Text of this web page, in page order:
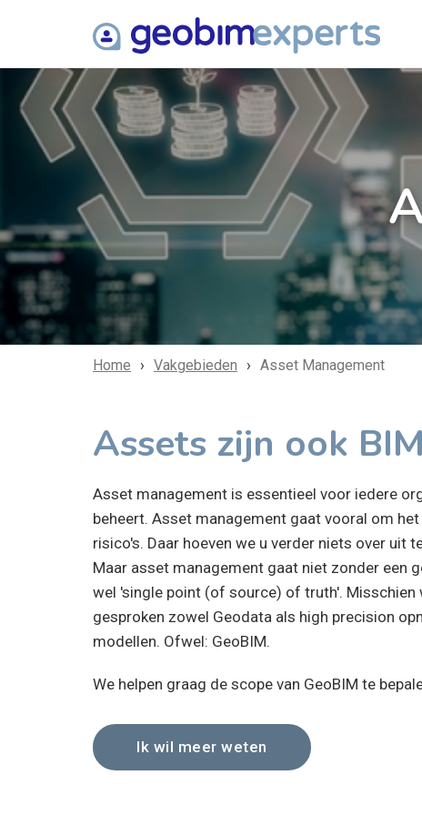
Home Vakgebieden Asset Management
Assets zijn ook
Asset management is essentieel voor iedere
beheert. Asset management gaat vooral om
risico's. Daar hoeven we u verder niets over uit
Maar asset management gaat niet zonder een
wel 'single point (of source) of truth'.
gesproken zowel Geodata als high precision
modellen. Ofwel: GeoBIM.
We helpen graag de scope van GeoBIM te
Ik wil meer weten